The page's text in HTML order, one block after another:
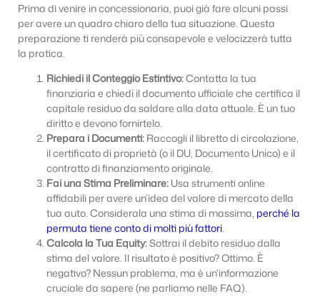
Prima di venire in concessionaria, puoi già fare alcuni passi
per avere un quadro chiaro della tua situazione. Questa
preparazione ti renderà più consapevole e velocizzerà tutta
la pratica.
Richiedi il Conteggio Estintivo:Contatta la tua
finanziaria e chiedi il documento ufficiale che certifica il
capitale residuo da saldare alla data attuale. È un tuo
diritto e devono fornirtelo.
Prepara i Documenti: Raccogli il libretto di circolazione,
il certificato di proprietà (o il DU, Documento Unico) e il
contratto di finanziamento originale.
Fai una Stima Preliminare: Usa strumenti online
affidabili per avere un’idea del valore di mercato della
tua auto. Considerala una stima di massima, perché la
permuta tiene conto di molti più fattori.
Calcola la Tua Equity:Sottrai il debito residuo dalla
stima del valore. Il risultato è positivo? Ottimo. È
negativo? Nessun problema, ma è un’informazione
cruciale da sapere (ne parliamo nelle FAQ).